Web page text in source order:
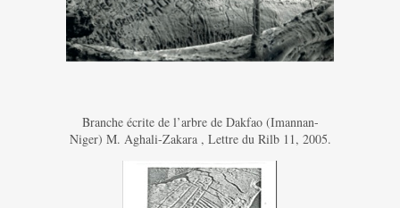
Branche écrite de l’arbre de Dakfao (Imannan-
Niger) M. Aghali-Zakara , Lettre du Rilb 11, 2005.